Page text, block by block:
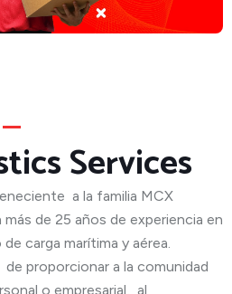
Services
a la familia MCX
de 25 años de experiencia en
carga marítima y aérea.
proporcionar a la comunidad
o empresarial, al